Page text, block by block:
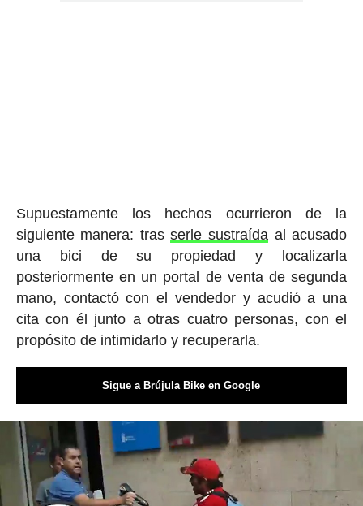
Supuestamente los hechos ocurrieron de la
siguiente manera: trasserle sustraída al acusado
una bici de su propiedad y localizarla
posteriormente en un portal de venta de segunda
mano, contactó con el vendedor y acudió a una
cita con él junto a otras cuatro personas, con el
propósito de intimidarlo y recuperarla.
Sigue a Brújula Bike en Google